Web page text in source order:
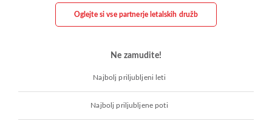
Oglejte si vse partnerje letalskih družb
Ne zamudite!
Najbolj priljubljeni leti
Najbolj priljubljene poti